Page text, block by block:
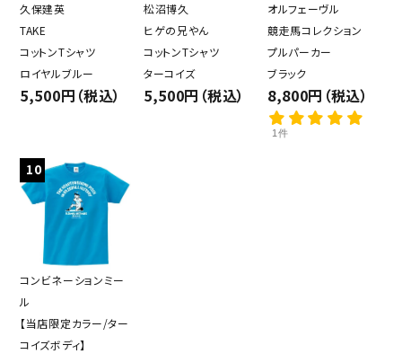
久保建英
TAKE
コットンTシャツ
ロイヤルブルー
5,500円（税込）
松沼博久
ヒゲの兄やん
コットンTシャツ
ターコイズ
5,500円（税込）
オルフェーヴル
競走馬コレクション
プルパーカー
ブラック
8,800円（税込）
1件
10
コンビネーションミー
ル
【当店限定カラー/ター
コイズボディ】